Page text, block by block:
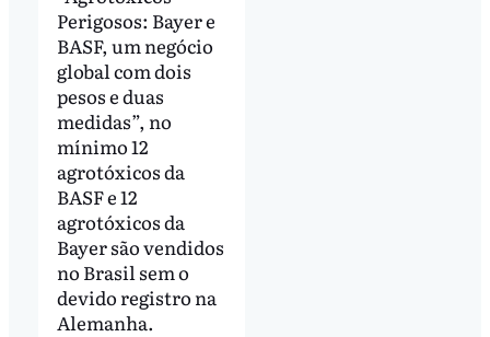
Perigosos: Bayer e
BASF, um negócio
global com dois
pesos e duas
medidas”, no
mínimo 12
agrotóxicos da
BASF e 12
agrotóxicos da
Bayer são vendidos
no Brasil sem o
devido registro na
Alemanha.